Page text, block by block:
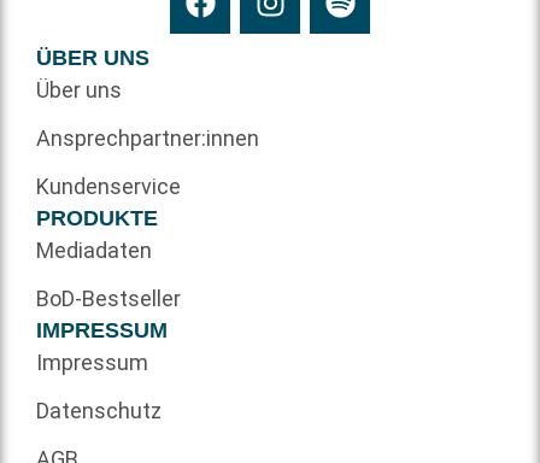
ÜBER UNS
Über uns
Ansprechpartner:innen
Kundenservice
PRODUKTE
Mediadaten
BoD-Bestseller
IMPRESSUM
Impressum
Datenschutz